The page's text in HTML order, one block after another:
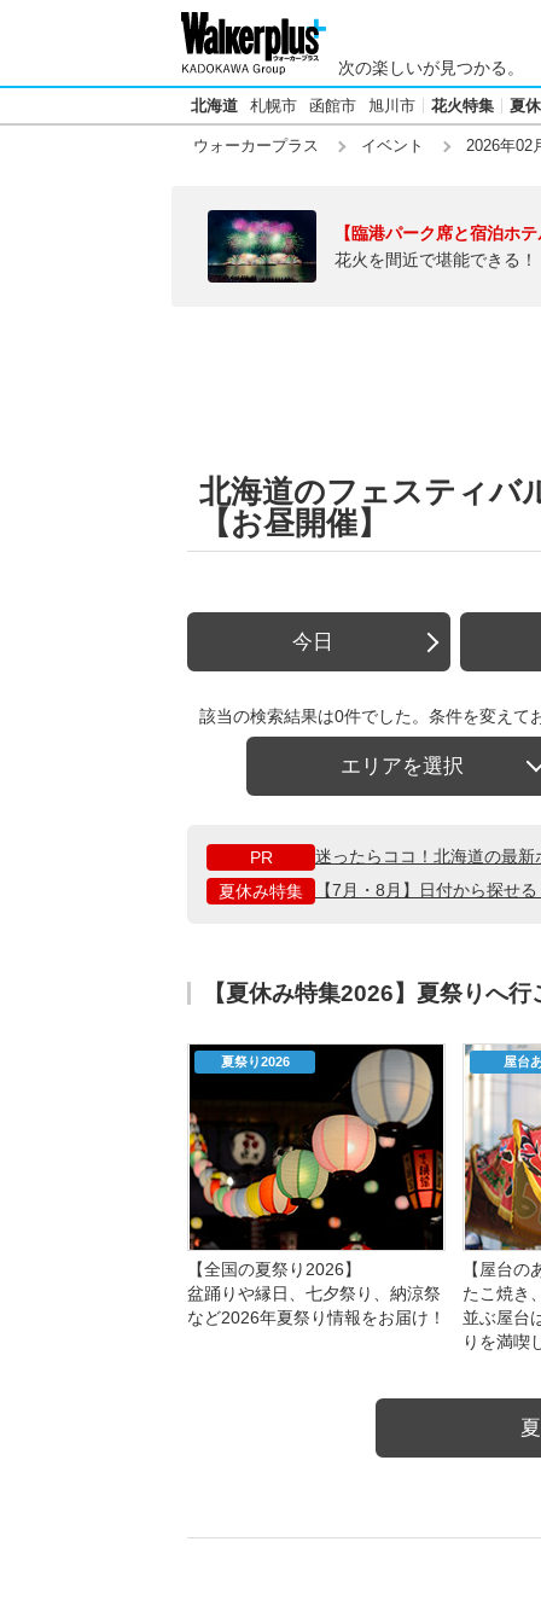
次の楽しいが見つかる。
北海道 札幌市 函館市 旭川市 花火特集 夏
ウォーカープラス イベント 2026年02
【臨港パーク席と宿泊ホ
花火を間近で堪能できる
北海道のフェスティバ
【お昼開催】
今日
該当の検索結果は0件でした。条件を変えて
エリアを選択
PR
迷ったらココ！北海道の最
夏休み特集
【7月・8月】日付から探せ
【夏休み特集2026】夏祭りへ
夏祭り2026
【全国の夏祭り2026】
盆踊りや縁日、七夕祭り、納涼祭
など2026年夏祭り情報をお届け！
屋台
【屋台
たこ焼き
並ぶ屋台
りを満喫